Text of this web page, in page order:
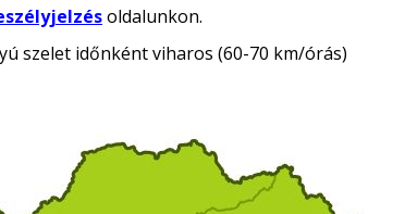
oldalunkon.
szelet időnként viharos (60-70 km/órás)